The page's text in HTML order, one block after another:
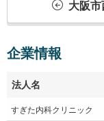
大阪
企業情報
法人名
すぎた内科クリニック